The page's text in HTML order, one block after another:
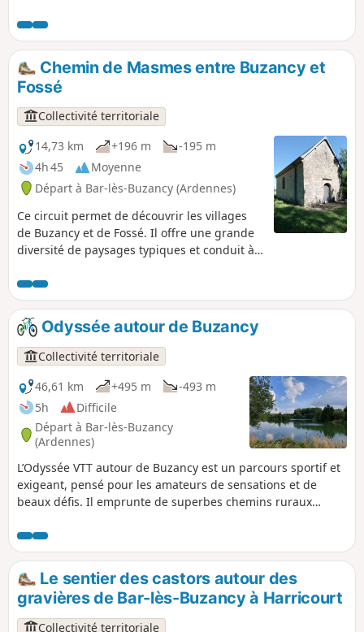
Chemin de Masmes entre Buzancy et
Fossé
Collectivité territoriale
14,73 km
+196 m
-195 m
4h 45
Moyenne
Départ à Bar-lès-Buzancy (Ardennes)
Ce circuit permet de découvrir les villages
de Buzancy et de Fossé. Il offre une grande
diversité de paysages typiques et conduit à
l'itinéraire.
Odyssée autour de Buzancy
Collectivité territoriale
46,61 km
+495 m
-493 m
5h
Difficile
Départ à Bar-lès-Buzancy
(Ardennes)
L’Odyssée VTT autour de Buzancy est un parcours sportif et
exigeant, pensé pour les amateurs de sensations et de
beaux défis. Il emprunte de superbes chemins ruraux
environnante, entre vallons et horizons ouverts. Tout au
long du tracé, la randonnée est une invitation à la
découverte du patrimoine local, avec la chapelle de
Masmes, les communs du Château Augeard, ou encore de
beaux villages typiques comme Autruche, Fossé et Saint-
Pierremont, identifiables à leurs nombreuses et élégantes
Le sentier des castors autour des
gravières de Bar-lès-Buzancy à Harricourt
Collectivité territoriale